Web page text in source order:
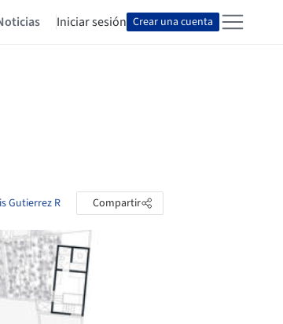
Iniciar sesión Crear una cuenta
Gutierrez R Compartir